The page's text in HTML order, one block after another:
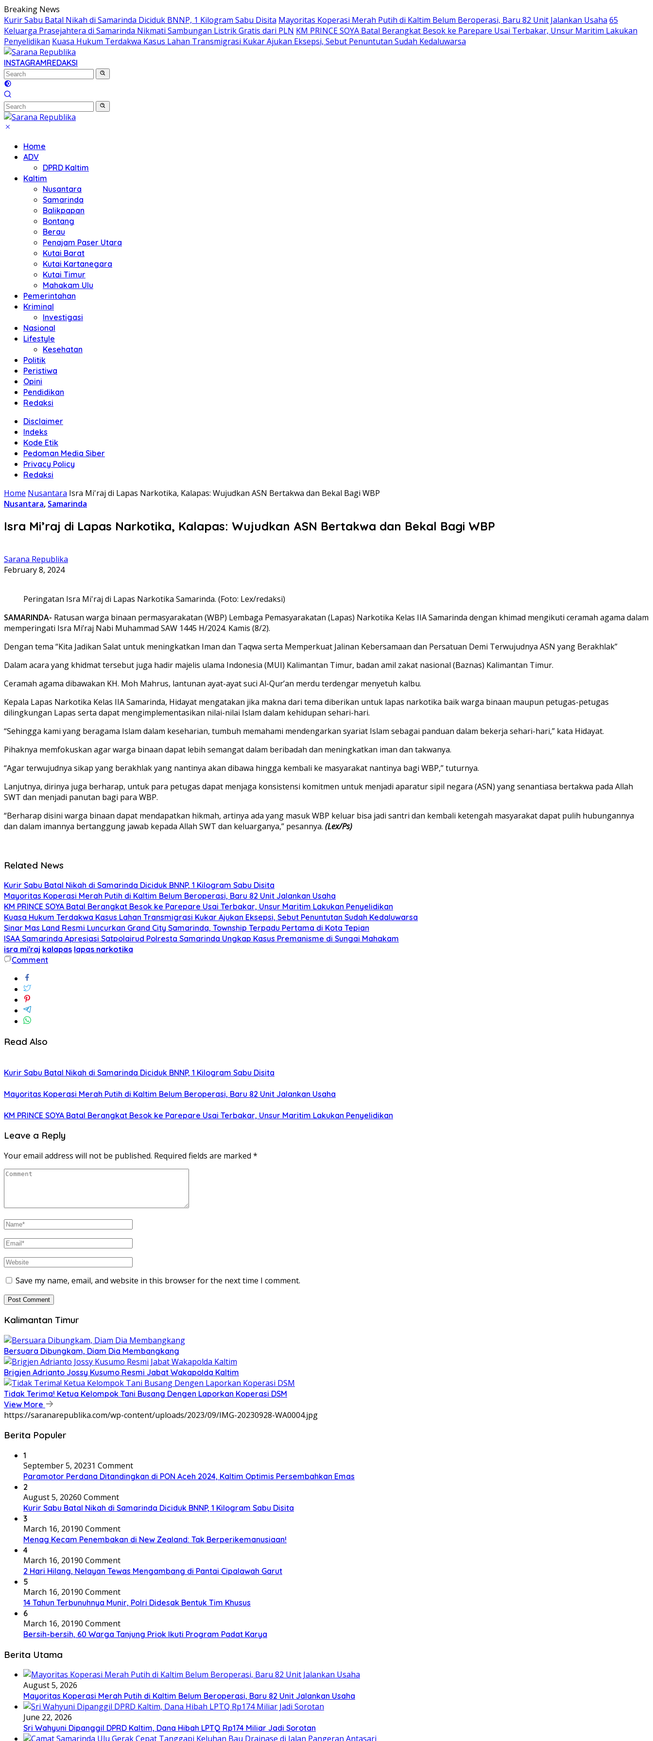
Skip
to
content
Breaking News
Kurir Sabu Batal Nikah di Samarinda Diciduk BNNP, 1 Kilogram Sabu Disita Mayoritas Koperasi Merah Putih di Kaltim Belum Beroperasi, Baru 82 Unit Jalankan Usaha 65
Keluarga Prasejahtera di Samarinda Nikmati Sambungan Listrik Gratis dari PLN KM PRINCE SOYA Batal Berangkat Besok ke Parepare Usai Terbakar, Unsur Maritim Lakukan
Penyelidikan Kuasa Hukum Terdakwa Kasus Lahan Transmigrasi Kukar Ajukan Eksepsi, Sebut Penuntutan Sudah Kedaluwarsa
INSTAGRAMREDAKSI
Home
ADV
DPRD Kaltim
Kaltim
Nusantara
Samarinda
Balikpapan
Bontang
Berau
Penajam Paser Utara
Kutai Barat
Kutai Kartanegara
Kutai Timur
Mahakam Ulu
Pemerintahan
Kriminal
Investigasi
Nasional
Lifestyle
Kesehatan
Politik
Peristiwa
Opini
Pendidikan
Redaksi
Disclaimer
Indeks
Kode Etik
Pedoman Media Siber
Privacy Policy
Redaksi
Home Nusantara Isra Mi'raj di Lapas Narkotika, Kalapas: Wujudkan ASN Bertakwa dan Bekal Bagi WBP
Nusantara, Samarinda
Isra Mi’raj di Lapas Narkotika, Kalapas: Wujudkan ASN Bertakwa dan Bekal Bagi WBP
Sarana Republika
February 8, 2024
Peringatan Isra Mi'raj di Lapas Narkotika Samarinda. (Foto: Lex/redaksi)
SAMARINDA- Ratusan warga binaan permasyarakatan (WBP) Lembaga Pemasyarakatan (Lapas) Narkotika Kelas IIA Samarinda dengan khimad mengikuti ceramah agama dalam
memperingati Isra Mi’raj Nabi Muhammad SAW 1445 H/2024. Kamis (8/2).
Dengan tema “Kita Jadikan Salat untuk meningkatkan Iman dan Taqwa serta Memperkuat Jalinan Kebersamaan dan Persatuan Demi Terwujudnya ASN yang Berakhlak”
Dalam acara yang khidmat tersebut juga hadir majelis ulama Indonesia (MUI) Kalimantan Timur, badan amil zakat nasional (Baznas) Kalimantan Timur.
Ceramah agama dibawakan KH. Moh Mahrus, lantunan ayat-ayat suci Al-Qur’an merdu terdengar menyetuh kalbu.
Kepala Lapas Narkotika Kelas IIA Samarinda, Hidayat mengatakan jika makna dari tema diberikan untuk lapas narkotika baik warga binaan maupun petugas-petugas
dilingkungan Lapas serta dapat mengimplementasikan nilai-nilai Islam dalam kehidupan sehari-hari.
“Sehingga kami yang beragama Islam dalam keseharian, tumbuh memahami mendengarkan syariat Islam sebagai panduan dalam bekerja sehari-hari,” kata Hidayat.
Pihaknya memfokuskan agar warga binaan dapat lebih semangat dalam beribadah dan meningkatkan iman dan takwanya.
“Agar terwujudnya sikap yang berakhlak yang nantinya akan dibawa hingga kembali ke masyarakat nantinya bagi WBP,” tuturnya.
Lanjutnya, dirinya juga berharap, untuk para petugas dapat menjaga konsistensi komitmen untuk menjadi aparatur sipil negara (ASN) yang senantiasa bertakwa pada Allah
SWT dan menjadi panutan bagi para WBP.
“Berharap disini warga binaan dapat mendapatkan hikmah, artinya ada yang masuk WBP keluar bisa jadi santri dan kembali ketengah masyarakat dapat pulih hubungannya
dan dalam imannya bertanggung jawab kepada Allah SWT dan keluarganya,” pesannya. (Lex/Ps)
Related News
Kurir Sabu Batal Nikah di Samarinda Diciduk BNNP, 1 Kilogram Sabu Disita
Mayoritas Koperasi Merah Putih di Kaltim Belum Beroperasi, Baru 82 Unit Jalankan Usaha
KM PRINCE SOYA Batal Berangkat Besok ke Parepare Usai Terbakar, Unsur Maritim Lakukan Penyelidikan
Kuasa Hukum Terdakwa Kasus Lahan Transmigrasi Kukar Ajukan Eksepsi, Sebut Penuntutan Sudah Kedaluwarsa
Sinar Mas Land Resmi Luncurkan Grand City Samarinda, Township Terpadu Pertama di Kota Tepian
ISAA Samarinda Apresiasi Satpolairud Polresta Samarinda Ungkap Kasus Premanisme di Sungai Mahakam
isra mi'raj kalapas lapas narkotika
Comment
Read Also
Kurir Sabu Batal Nikah di Samarinda Diciduk BNNP, 1 Kilogram Sabu Disita
Mayoritas Koperasi Merah Putih di Kaltim Belum Beroperasi, Baru 82 Unit Jalankan Usaha
KM PRINCE SOYA Batal Berangkat Besok ke Parepare Usai Terbakar, Unsur Maritim Lakukan Penyelidikan
Leave a Reply
Your email address will not be published. Required fields are marked *
Save my name, email, and website in this browser for the next time I comment.
Kalimantan Timur
Bersuara Dibungkam, Diam Dia Membangkang
Brigjen Adrianto Jossy Kusumo Resmi Jabat Wakapolda Kaltim
Tidak Terima! Ketua Kelompok Tani Busang Dengen Laporkan Koperasi DSM
View More
https://saranarepublika.com/wp-content/uploads/2023/09/IMG-20230928-WA0004.jpg
Berita Populer
1
September 5, 20231 Comment
Paramotor Perdana Ditandingkan di PON Aceh 2024, Kaltim Optimis Persembahkan Emas
2
August 5, 20260 Comment
Kurir Sabu Batal Nikah di Samarinda Diciduk BNNP, 1 Kilogram Sabu Disita
3
March 16, 20190 Comment
Menag Kecam Penembakan di New Zealand: Tak Berperikemanusiaan!
4
March 16, 20190 Comment
2 Hari Hilang, Nelayan Tewas Mengambang di Pantai Cipalawah Garut
5
March 16, 20190 Comment
14 Tahun Terbunuhnya Munir, Polri Didesak Bentuk Tim Khusus
6
March 16, 20190 Comment
Bersih-bersih, 60 Warga Tanjung Priok Ikuti Program Padat Karya
Berita Utama
August 5, 2026
Mayoritas Koperasi Merah Putih di Kaltim Belum Beroperasi, Baru 82 Unit Jalankan Usaha
June 22, 2026
Sri Wahyuni Dipanggil DPRD Kaltim, Dana Hibah LPTQ Rp174 Miliar Jadi Sorotan